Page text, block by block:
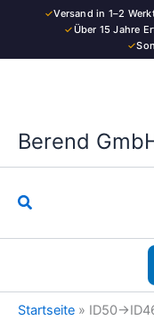
✓Versand in 1–2
✓Über 15 Jahre
✓
Berend
Suchen
Startseite »
Kategorie